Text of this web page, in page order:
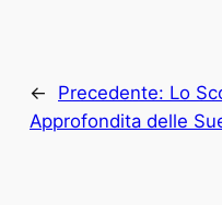
← Precedente: Lo
Approfondita delle